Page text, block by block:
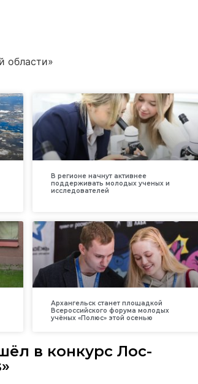
области»
В регионе начнут активнее
поддерживать молодых ученых и
исследователей
Архангельск станет площадкой
Всероссийского форума молодых
учёных «Полюс» этой осенью
в конкурс Лос-